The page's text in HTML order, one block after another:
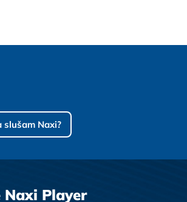
slušam Naxi?
Naxi Player